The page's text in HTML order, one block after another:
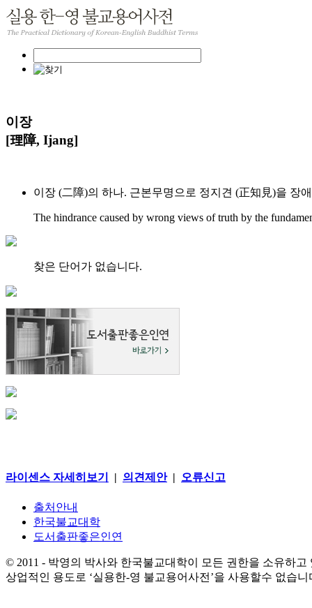
이장
[理障, Ijang]
이장 (二障)의 하나. 근본무명으로 정지견 (正知見)을 장
The hindrance caused by wrong views of truth by the
찾은 단어가 없습니다.
라이센스 자세히보기 | 의견제안| 오류신고
출처안내
한국불교대학
도서출판좋은인연
© 2011 - 박영의 박사와 한국불교대학이 모든 권한을 소유하고
상업적인 용도로 ‘실용한-영 불교용어사전’을 사용할수 없습니